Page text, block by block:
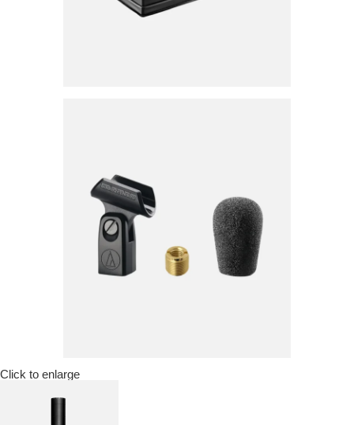
Click to enlarge